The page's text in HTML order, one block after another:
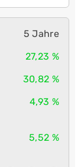
5 Jahre
27,23 %
30,82 %
4,93 %
5,52 %